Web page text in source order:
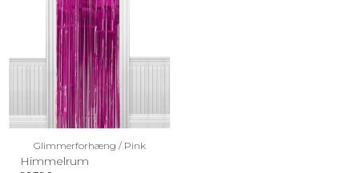
Glimmerforhæng / Pink
Himmelrum